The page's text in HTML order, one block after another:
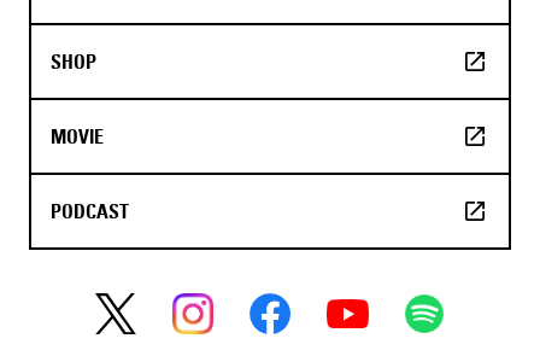
SHOP
MOVIE
PODCAST